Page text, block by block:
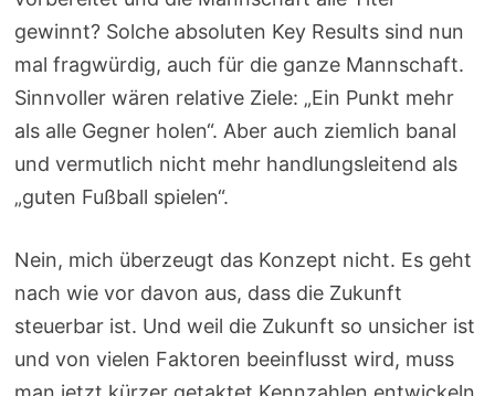
gewinnt? Solche absoluten Key Results sind nun
mal fragwürdig, auch für die ganze Mannschaft.
Sinnvoller wären relative Ziele: „Ein Punkt mehr
als alle Gegner holen“. Aber auch ziemlich banal
und vermutlich nicht mehr handlungsleitend als
„guten Fußball spielen“.
Nein, mich überzeugt das Konzept nicht. Es geht
nach wie vor davon aus, dass die Zukunft
steuerbar ist. Und weil die Zukunft so unsicher ist
und von vielen Faktoren beeinflusst wird, muss